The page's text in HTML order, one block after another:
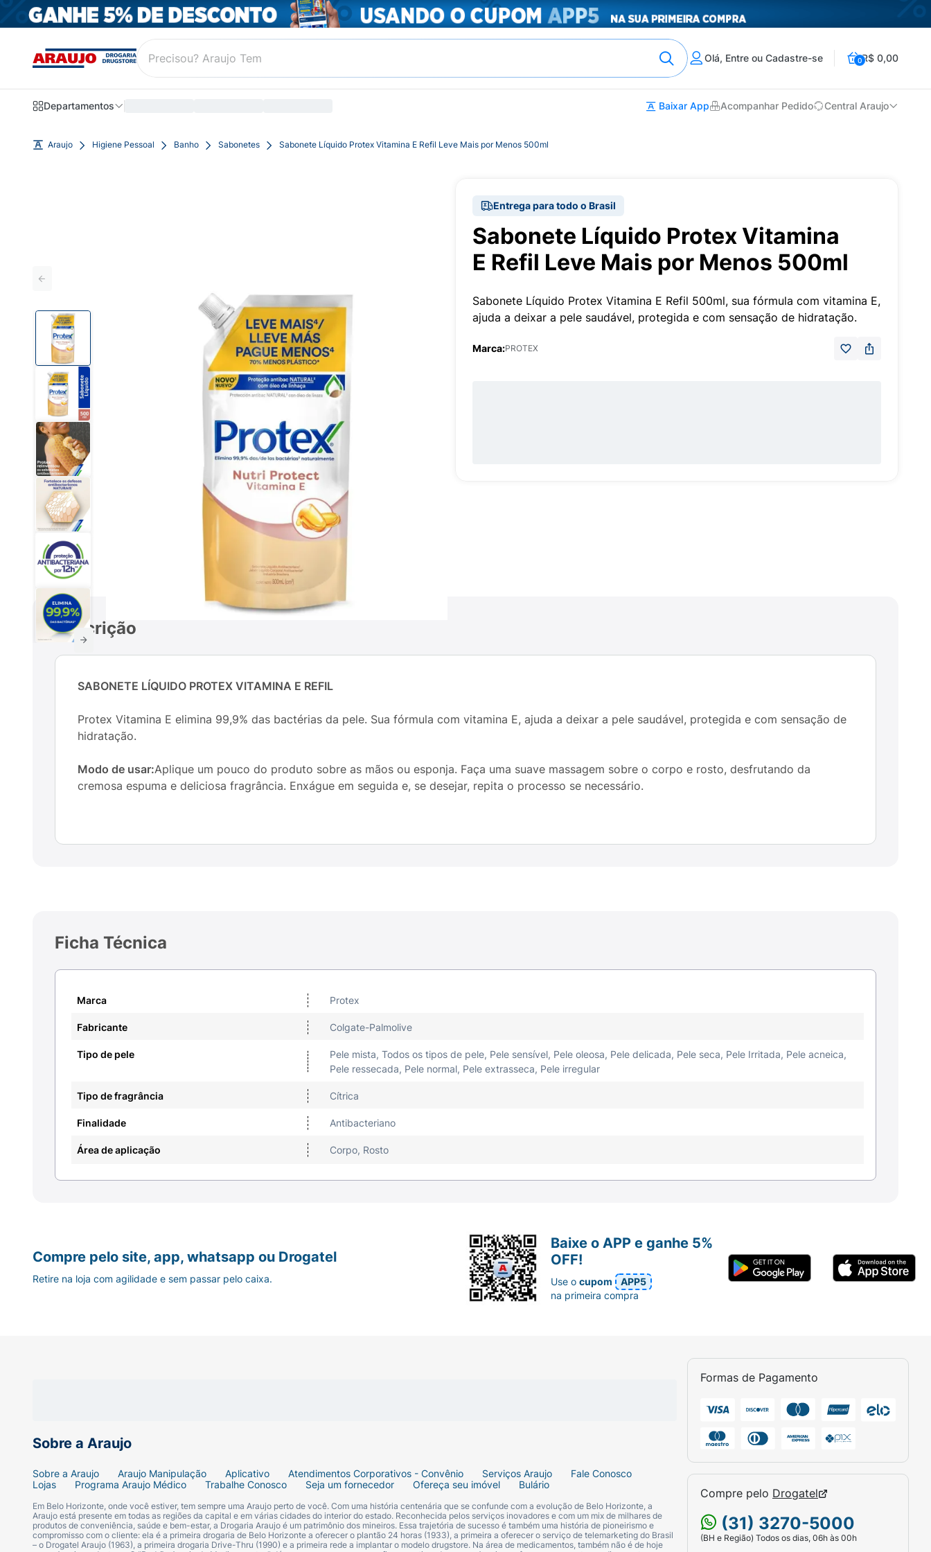
Olá, Entre ou Cadastre-se 0R$ 0,00
Departamentos Baixar App Acompanhar Pedido Central Araujo
Araujo Higiene Pessoal Banho Sabonetes Sabonete Líquido Protex Vitamina E Refil Leve Mais por Menos 500ml
Entrega para todo o Brasil
Sabonete Líquido Protex Vitamina
E Refil Leve Mais por Menos 500ml
Sabonete Líquido Protex Vitamina E Refil 500ml, sua fórmula com vitamina E,
ajuda a deixar a pele saudável, protegida e com sensação de hidratação.
Marca:PROTEX
Descrição
SABONETE LÍQUIDO PROTEX VITAMINA E REFIL
Protex Vitamina E elimina 99,9% das bactérias da pele. Sua fórmula com vitamina E, ajuda a deixar a pele saudável, protegida e com sensação de
hidratação.
Modo de usar:Aplique um pouco do produto sobre as mãos ou esponja. Faça uma suave massagem sobre o corpo e rosto, desfrutando da
cremosa espuma e deliciosa fragrância. Enxágue em seguida e, se desejar, repita o processo se necessário.
Ficha Técnica
Marca Protex
Fabricante Colgate-Palmolive
Tipo de pele
Pele mista, Todos os tipos de pele, Pele sensível, Pele oleosa, Pele delicada, Pele seca, Pele Irritada, Pele acneica,
Pele ressecada, Pele normal, Pele extrasseca, Pele irregular
Tipo de fragrância Cítrica
Finalidade Antibacteriano
Área de aplicação Corpo, Rosto
Sobre a Araujo
Sobre a Araujo Araujo Manipulação Aplicativo Atendimentos Corporativos - Convênio Serviços Araujo
Fale Conosco
Lojas
Programa Araujo Médico Trabalhe Conosco Seja um fornecedor Ofereça seu imóvel Bulário
Em Belo Horizonte, onde você estiver, tem sempre uma Araujo perto de você. Com uma história centenária que se confunde com a evolução de Belo Horizonte, a
Araujo está presente em todas as regiões da capital e em várias cidades do interior do estado. Reconhecida pelos serviços inovadores e com um mix de milhares de
produtos de conveniência, saúde e bem-estar, a Drogaria Araujo é um patrimônio dos mineiros. Essa trajetória de sucesso é também uma história de pioneirismo e
compromisso com o cliente: ela é a primeira drogaria de Belo Horizonte a oferecer o plantão 24 horas (1933), a primeira a oferecer o serviço de telemarketing do Brasil
– o Drogatel Araujo (1963), a primeira drogaria Drive-Thru (1990) e a primeira rede a implantar o modelo drugstore. Na área de medicamentos, também não é de hoje
Formas de Pagamento
Compre pelo Drogatel
(31) 3270-5000
(BH e Região) Todos os dias, 06h às 00h
Compre pelo site, app, whatsapp ou Drogatel
Retire na loja com agilidade e sem passar pelo caixa.
Baixe o APP e ganhe 5%
OFF!
Use ocupom
APP5
na primeira compra